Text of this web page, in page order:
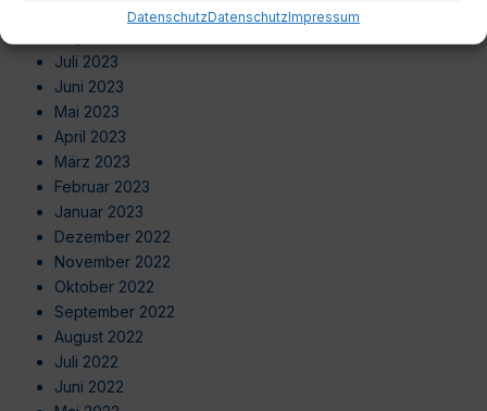
DatenschutzDatenschutzImpressum
September 2023
Juli 2023
Juni 2023
Mai 2023
April 2023
März 2023
Februar 2023
Januar 2023
Dezember 2022
November 2022
Oktober 2022
September 2022
August 2022
Juli 2022
Juni 2022